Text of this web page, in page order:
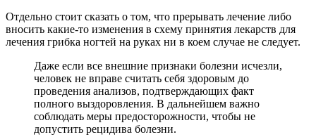
Отдельно стоит сказать о том, что прерывать лечение либо
вносить какие-то изменения в схему принятия лекарств для
лечения грибка ногтей на руках ни в коем случае не следует.
Даже если все внешние признаки болезни исчезли,
человек не вправе считать себя здоровым до
проведения анализов, подтверждающих факт
полного выздоровления. В дальнейшем важно
соблюдать меры предосторожности, чтобы не
допустить рецидива болезни.